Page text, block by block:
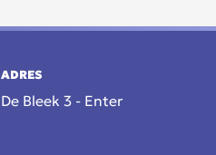
ADRES
De Bleek 3 - Enter